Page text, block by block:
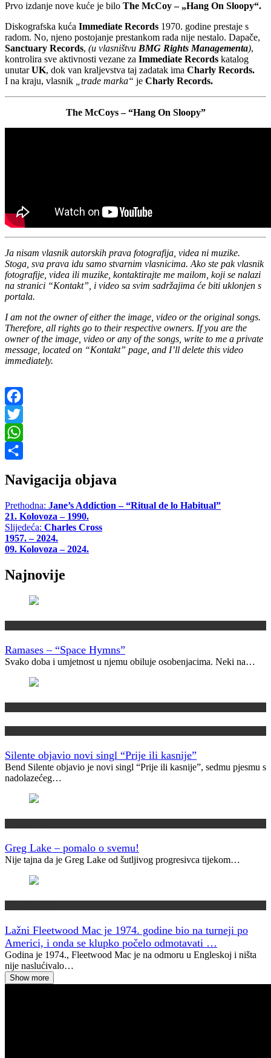
Prvo izdanje nove kuće je bilo The McCoy – „Hang On Sloopy“.
Diskografska kuća Immediate Records 1970. godine prestaje s
radom. No, njeno postojanje prestankom rada nije nestalo. Dapače,
Sanctuary Records, (u vlasništvu BMG Rights Managementa),
kontrolira sve aktivnosti vezane za Immediate Records katalog
unutarUK, dok van kraljevstva taj zadatak ima Charly Records.
I na kraju, vlasnik
„trade marka“ je Charly Records.
The McCoys – “Hang On Sloopy”
Ja nisam vlasnik autorskih prava fotografija, videa ni muzike.
Stoga, sva prava idu samo stvarnim vlasnicima. Ako ste pak vlasnik
fotografije, videa ili muzike, kontaktirajte me mailom, koji se nalazi
na stranici “Kontakt”, i video sa svim sadržajima će biti uklonjen s
portala.
I am not the owner of either the image, video or the original songs.
Therefore, all rights go to their respective owners. If you are the
owner of the image, video or any of the songs, write to me a private
message, located on “Kontakt” page, and I’ll delete this video
immediately.
Facebook
Twitter
WhatsApp
Navigacija objava
Prethodna: Jane’s Addiction – “Ritual de lo Habitual”
21. Kolovoza – 1990.
Slijedeća: Charles Cross
1957. – 2024.
09. Kolovoza – 2024.
Najnovije
Ramases – “Space Hymns”
Svako doba i umjetnost u njemu obiluje osobenjacima. Neki na…
Silente objavio novi singl “Prije ili kasnije”
Bend Silente objavio je novi singl “Prije ili kasnije”, sedmu pjesmu s
nadolazećeg…
Greg Lake – pomalo o svemu!
Nije tajna da je Greg Lake od šutljivog progresivca tijekom…
Lažni Fleetwood Mac je 1974. godine bio na turneji po
Americi, i onda se klupko počelo odmotavati …
Godina je 1974., Fleetwood Mac je na odmoru u Engleskoj i ništa
nije naslućivalo…
Show more